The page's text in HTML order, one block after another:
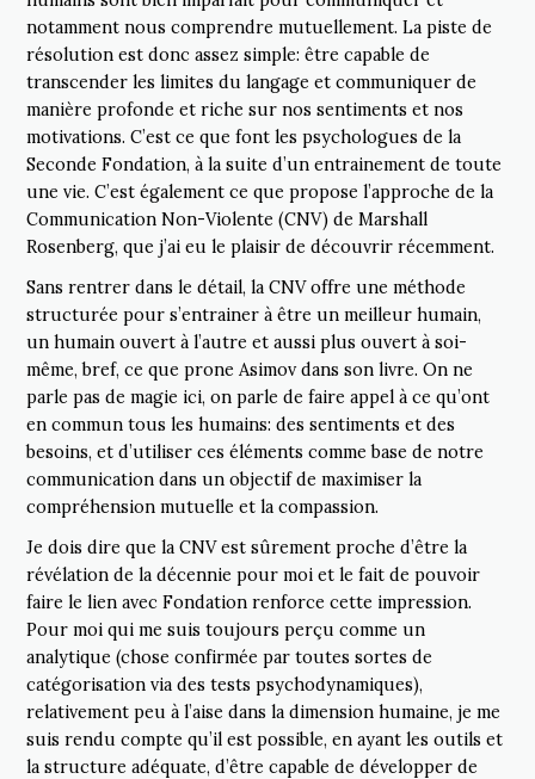
notamment nous comprendre mutuellement. La piste de
résolution est donc assez simple: être capable de
transcender les limites du langage et communiquer de
manière profonde et riche sur nos sentiments et nos
motivations. C’est ce que font les psychologues de la
Seconde Fondation, à la suite d’un entrainement de toute
une vie. C’est également ce que propose l’approche de la
Communication Non-Violente (CNV) de Marshall
Rosenberg, que j’ai eu le plaisir de découvrir récemment.
Sans rentrer dans le détail, la CNV offre une méthode
structurée pour s’entrainer à être un meilleur humain,
un humain ouvert à l’autre et aussi plus ouvert à soi-
même, bref, ce que prone Asimov dans son livre. On ne
parle pas de magie ici, on parle de faire appel à ce qu’ont
en commun tous les humains: des sentiments et des
besoins, et d’utiliser ces éléments comme base de notre
communication dans un objectif de maximiser la
compréhension mutuelle et la compassion.
Je dois dire que la CNV est sûrement proche d’être la
révélation de la décennie pour moi et le fait de pouvoir
faire le lien avec Fondation renforce cette impression.
Pour moi qui me suis toujours perçu comme un
analytique (chose confirmée par toutes sortes de
catégorisation via des tests psychodynamiques),
relativement peu à l’aise dans la dimension humaine, je me
suis rendu compte qu’il est possible, en ayant les outils et
la structure adéquate, d’être capable de développer de